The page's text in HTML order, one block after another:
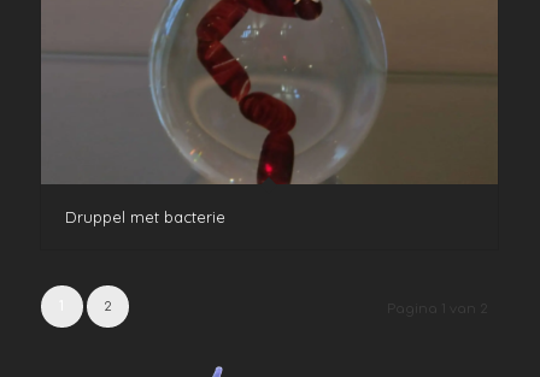
Druppel met bacterie
Pagina 1 van 2
2